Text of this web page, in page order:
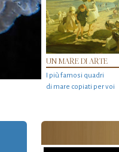
UN MARE DI ARTE
I più famosi quadri
di mare copiati per voi